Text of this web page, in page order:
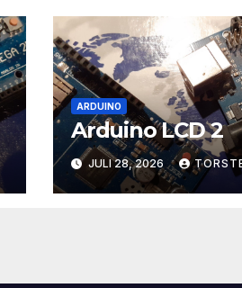
ARDUINO
Arduino LCD 2
JULI 28, 2026